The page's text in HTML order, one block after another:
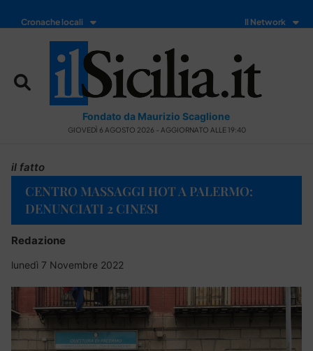
Cronache locali Il Network
Fondato da Maurizio Scaglione
GIOVEDÌ 6 AGOSTO 2026 - AGGIORNATO ALLE 19:40
il fatto
CENTRO MASSAGGI HOT A PALERMO:
DENUNCIATI 2 CINESI
Redazione
lunedì 7 Novembre 2022